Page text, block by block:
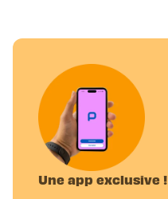
Une app exclusive !